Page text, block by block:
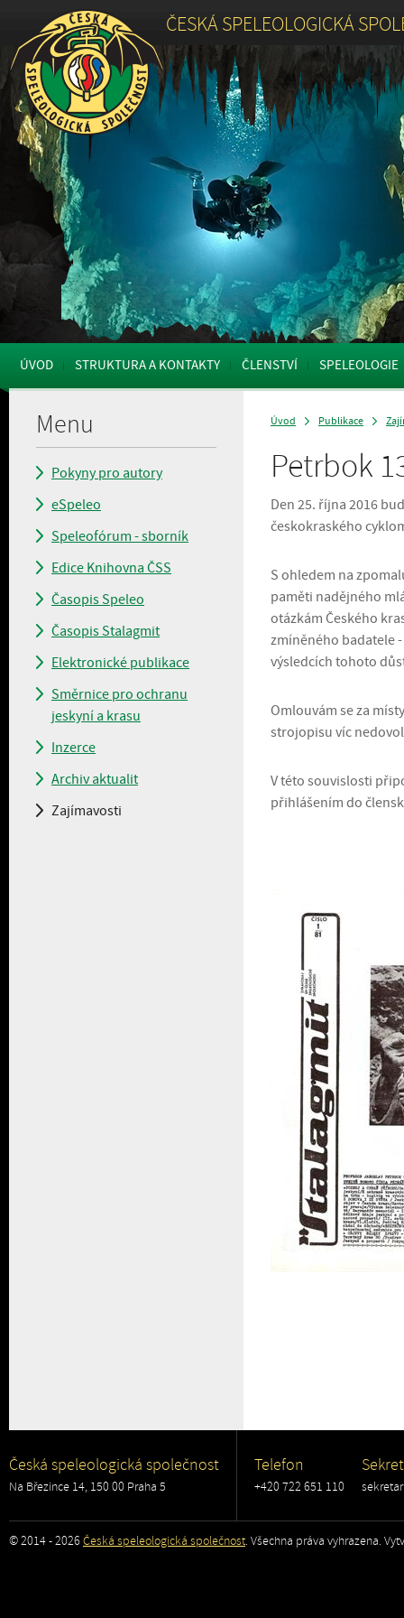
ČESKÁ SPELEOLOGICKÁ
ÚVOD STRUKTURA A KONTAKTY ČLENSTVÍ SPELEOLOGIE
Menu
Pokyny pro autory
eSpeleo
Speleofórum - sborník
Edice Knihovna ČSS
Časopis Speleo
Časopis Stalagmit
Elektronické publikace
Směrnice pro ochranu
jeskyní a krasu
Inzerce
Archiv aktualit
Zajímavosti
Úvod Publikace
Petrbok
Den 25. října 2016
českokraského
S ohledem na
paměti nadějného
otázkám Českého
zmíněného badatele
výsledcích tohoto
Omlouvám se za
strojopisu víc
V této souvislosti
přihlášením do
Česká speleologická společnost
Na Březince 14, 150 00 Praha 5
Telefon
+420 722 651 110
© 2014 - 2026 Česká speleologická společnost. Všechna práva vyhrazena.